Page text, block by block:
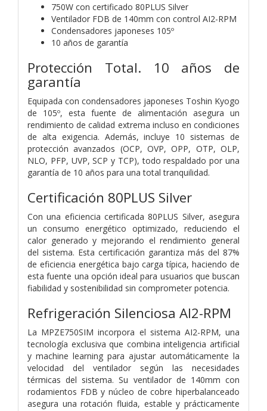
750W con certificado 80PLUS Silver
Ventilador FDB de 140mm con control AI2-RPM
Condensadores japoneses 105º
10 años de garantía
Protección Total. 10 años de
garantía
Equipada con condensadores japoneses Toshin Kyogo
de 105º, esta fuente de alimentación asegura un
rendimiento de calidad extrema incluso en condiciones
de alta exigencia. Además, incluye 10 sistemas de
protección avanzados (OCP, OVP, OPP, OTP, OLP,
NLO, PFP, UVP, SCP y TCP), todo respaldado por una
garantía de 10 años para una total tranquilidad.
Certificación 80PLUS Silver
Con una eficiencia certificada 80PLUS Silver, asegura
un consumo energético optimizado, reduciendo el
calor generado y mejorando el rendimiento general
del sistema. Esta certificación garantiza más del 87%
de eficiencia energética bajo carga típica, haciendo de
esta fuente una opción ideal para usuarios que buscan
fiabilidad y sostenibilidad sin comprometer potencia.
Refrigeración Silenciosa AI2-RPM
La MPZE750SIM incorpora el sistema AI2-RPM, una
tecnología exclusiva que combina inteligencia artificial
y machine learning para ajustar automáticamente la
velocidad del ventilador según las necesidades
térmicas del sistema. Su ventilador de 140mm con
rodamientos FDB y núcleo de cobre hiperbalanceado
asegura una rotación fluida, estable y prácticamente